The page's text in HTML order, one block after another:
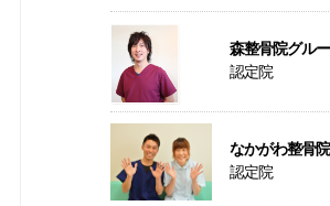
森整骨院グル
認定院
なかがわ整骨院
認定院